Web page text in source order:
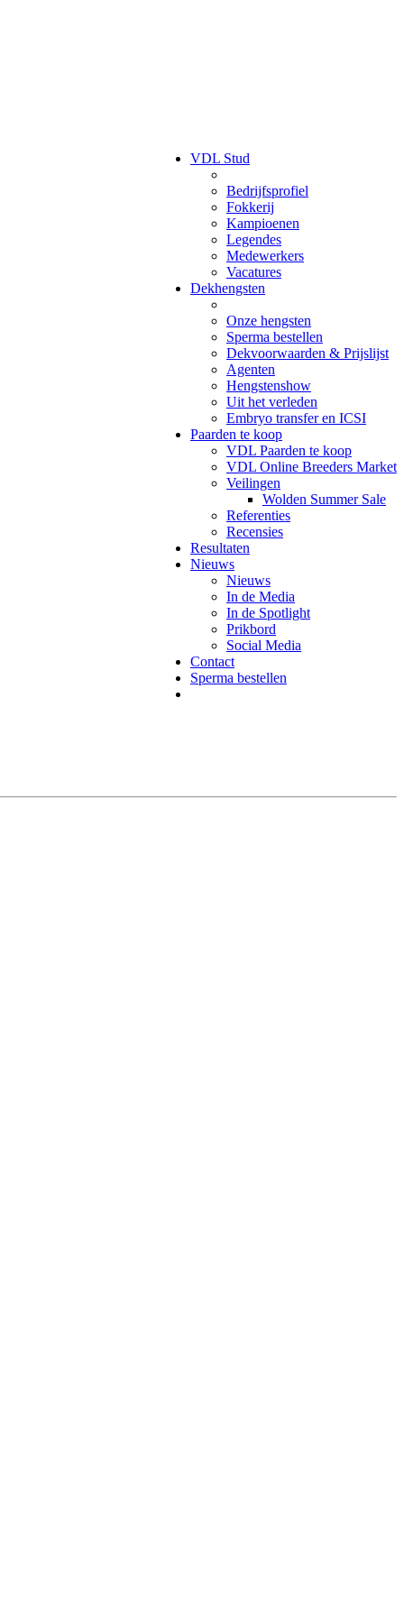
VDL Stud
Bedrijfsprofiel
Fokkerij
Kampioenen
Legendes
Medewerkers
Vacatures
Dekhengsten
Onze hengsten
Sperma bestellen
Dekvoorwaarden & Prijslijst
Agenten
Hengstenshow
Uit het verleden
Embryo transfer en ICSI
Paarden te koop
VDL Paarden te koop
VDL Online Breeders Market
Veilingen
Wolden Summer Sale
Referenties
Recensies
Resultaten
Nieuws
Nieuws
In de Media
In de Spotlight
Prikbord
Social Media
Contact
Sperma bestellen